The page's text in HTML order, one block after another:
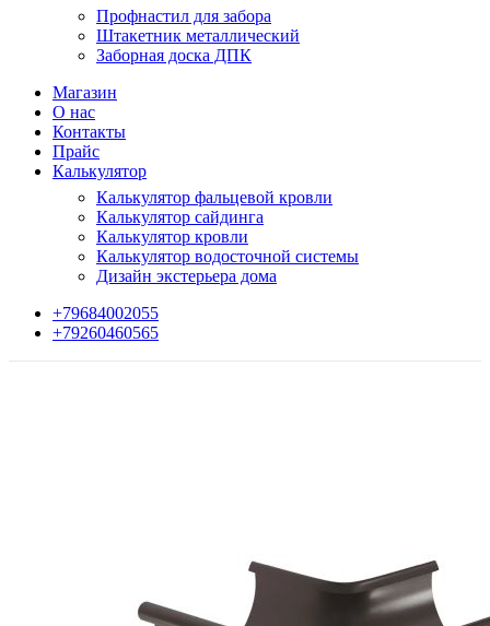
Профнастил для забора
Штакетник металлический
Заборная доска ДПК
Магазин
О нас
Контакты
Прайс
Калькулятор
Калькулятор фальцевой кровли
Калькулятор сайдинга
Калькулятор кровли
Калькулятор водосточной системы
Дизайн экстерьера дома
+79684002055
+79260460565